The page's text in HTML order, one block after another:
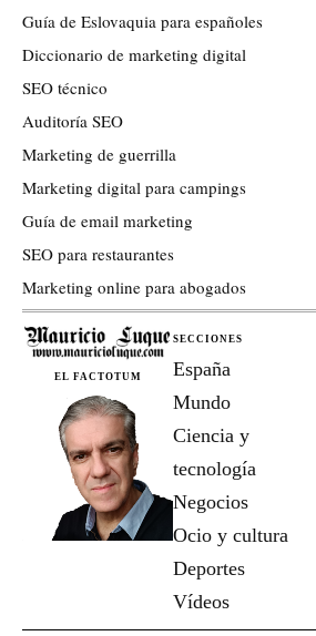
Guía de Eslovaquia para españoles
Diccionario de marketing digital
SEO técnico
Auditoría SEO
Marketing de guerrilla
Marketing digital para campings
Guía de email marketing
SEO para restaurantes
Marketing online para abogados
EL FACTOTUM
SECCIONES
España
Mundo
Ciencia y
tecnología
Negocios
Ocio y cultura
Deportes
Vídeos